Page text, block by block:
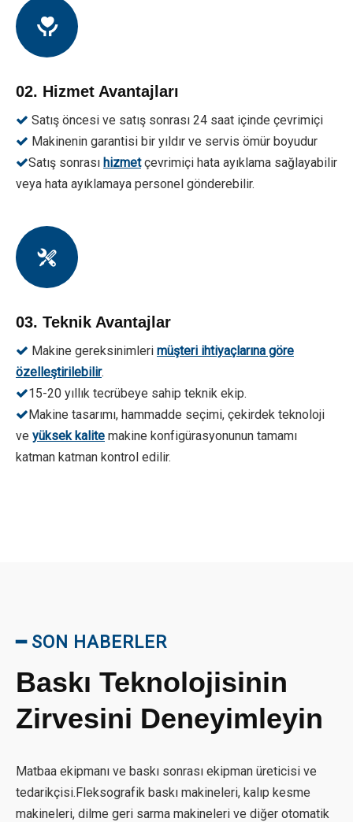
02. Hizmet Avantajları
 Satış öncesi ve satış sonrası 24 saat içinde çevrimiçi
 Makinenin garantisi bir yıldır ve servis ömür boyudur
Satış sonrası hizmetçevrimiçi hata ayıklama sağlayabilir
veya hata ayıklamaya personel gönderebilir.
03. Teknik Avantajlar
 Makine gereksinimleri müşteri ihtiyaçlarına göre
özelleştirilebilir.
15-20 yıllık tecrübeye sahip teknik ekip.
Makine tasarımı, hammadde seçimi, çekirdek teknoloji
ve yüksek kalite makine konfigürasyonunun tamamı
katman katman kontrol edilir.
━SON HABERLER
Baskı Teknolojisinin
Zirvesini Deneyimleyin
Matbaa ekipmanı ve baskı sonrası ekipman üreticisi ve
tedarikçisi.Fleksografik baskı makineleri, kalıp kesme
makineleri, dilme geri sarma makineleri ve diğer otomatik